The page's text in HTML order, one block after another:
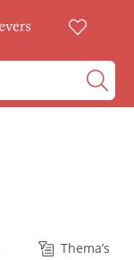
Thema’s